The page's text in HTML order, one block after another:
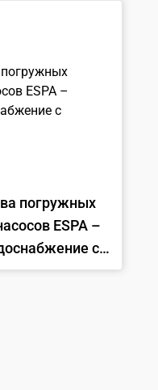
погружных
ESPA –
с